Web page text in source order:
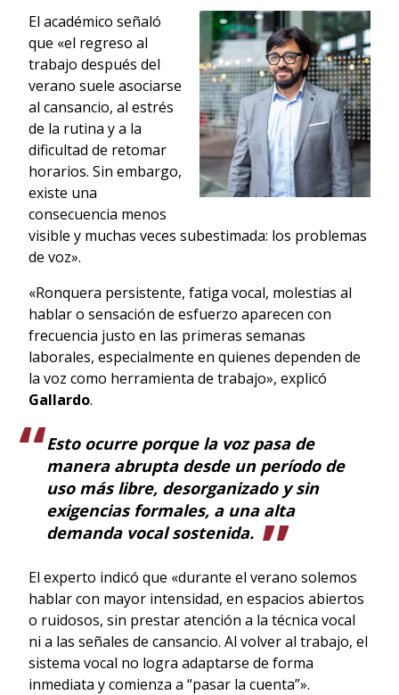
El académico señaló
que «el regreso al
trabajo después del
verano suele asociarse
al cansancio, al estrés
de la rutina y a la
dificultad de retomar
horarios. Sin embargo,
existe una
consecuencia menos
visible y muchas veces subestimada: los problemas
de voz».
«Ronquera persistente, fatiga vocal, molestias al
hablar o sensación de esfuerzo aparecen con
frecuencia justo en las primeras semanas
laborales, especialmente en quienes dependen de
la voz como herramienta de trabajo», explicó
Gallardo.
Esto ocurre porque la voz pasa de
manera abrupta desde un período de
uso más libre, desorganizado y sin
exigencias formales, a una alta
demanda vocal sostenida.
El experto indicó que «durante el verano solemos
hablar con mayor intensidad, en espacios abiertos
o ruidosos, sin prestar atención a la técnica vocal
ni a las señales de cansancio. Al volver al trabajo, el
sistema vocal no logra adaptarse de forma
inmediata y comienza a “pasar la cuenta”».